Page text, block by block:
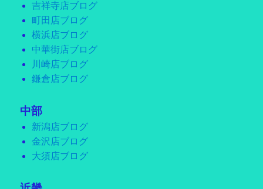
吉祥寺店ブログ
町田店ブログ
横浜店ブログ
中華街店ブログ
川崎店ブログ
鎌倉店ブログ
中部
新潟店ブログ
金沢店ブログ
大須店ブログ